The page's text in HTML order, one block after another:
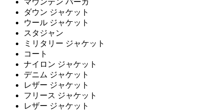
マウンテン パーカ
ダウン ジャケット
ウール ジャケット
スタジャン
ミリタリー ジャケット
コート
ナイロン ジャケット
デニム ジャケット
レザー ジャケット
フリース ジャケット
レザー ジャケット